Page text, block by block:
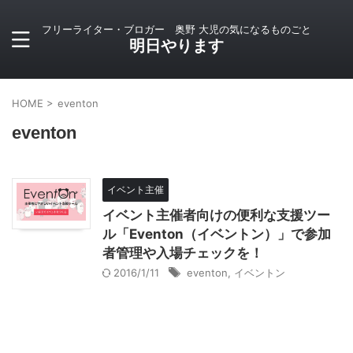
フリーライター・ブロガー 奥野 大児の気になるものごと
明日やります
HOME > eventon
eventon
イベント主催
イベント主催者向けの便利な支援ツー
ル「Eventon（イベントン）」で参加
者管理や入場チェックを！
2016/1/11 eventon イベントン